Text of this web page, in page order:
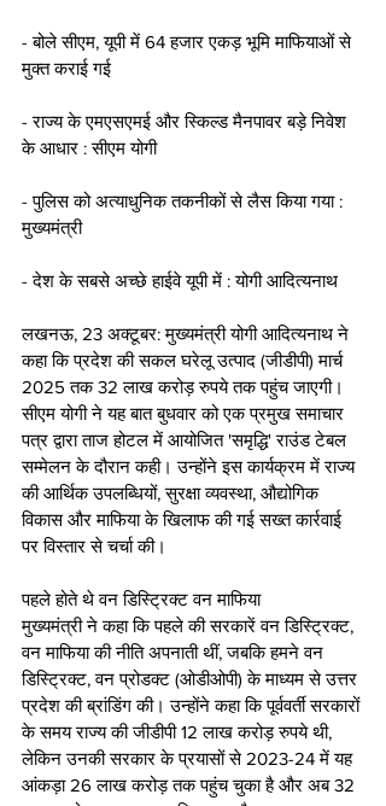
- बोले सीएम, यूपी में 64 हजार एकड़ भूमि माफियाओं से
मुक्त कराई गई
- राज्य के एमएसएमई और स्किल्ड मैनपावर बड़े निवेश
के आधार : सीएम योगी
- पुलिस को अत्याधुनिक तकनीकों से लैस किया गया :
मुख्यमंत्री
- देश के सबसे अच्छे हाईवे यूपी में : योगी आदित्यनाथ
लखनऊ, 23 अक्टूबर: मुख्यमंत्री योगी आदित्यनाथ ने
कहा कि प्रदेश की सकल घरेलू उत्पाद (जीडीपी) मार्च
2025 तक 32 लाख करोड़ रुपये तक पहुंच जाएगी।
सीएम योगी ने यह बात बुधवार को एक प्रमुख समाचार
पत्र द्वारा ताज होटल में आयोजित 'समृद्धि' राउंड टेबल
सम्मेलन के दौरान कही। उन्होंने इस कार्यक्रम में राज्य
की आर्थिक उपलब्धियों, सुरक्षा व्यवस्था, औद्योगिक
विकास और माफिया के खिलाफ की गई सख्त कार्रवाई
पर विस्तार से चर्चा की।
पहले होते थे वन डिस्ट्रिक्ट वन माफिया
मुख्यमंत्री ने कहा कि पहले की सरकारें वन डिस्ट्रिक्ट,
वन माफिया की नीति अपनाती थीं, जबकि हमने वन
डिस्ट्रिक्ट, वन प्रोडक्ट (ओडीओपी) के माध्यम से उत्तर
प्रदेश की ब्रांडिंग की। उन्होंने कहा कि पूर्ववर्ती सरकारों
के समय राज्य की जीडीपी 12 लाख करोड़ रुपये थी,
लेकिन उनकी सरकार के प्रयासों से 2023-24 में यह
आंकड़ा 26 लाख करोड़ तक पहुंच चुका है और अब 32